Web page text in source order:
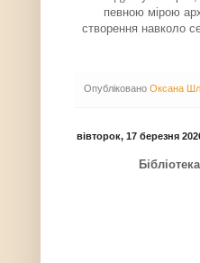
певною мірою
створення навколо
Опубліковано Оксана
вівторок, 17 березня